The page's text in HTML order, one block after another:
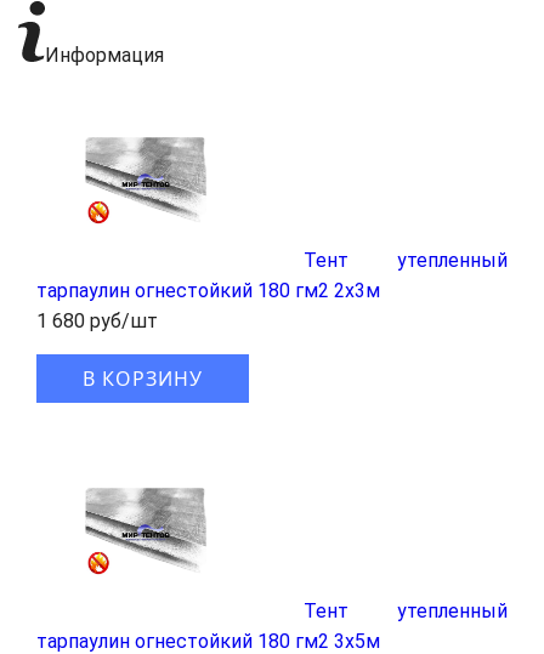
Информация
Тент утепленный
тарпаулин огнестойкий 180 гм2 2x3м
1 680 руб/шт
В КОРЗИНУ
Тент утепленный
тарпаулин огнестойкий 180 гм2 3x5м